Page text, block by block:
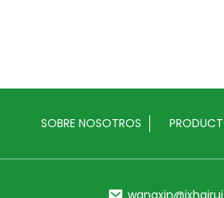
SOBRE NOSOTROS